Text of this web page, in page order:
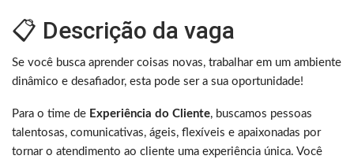
📋 Descrição da vaga
Se você busca aprender coisas novas, trabalhar em um ambiente
dinâmico e desafiador, esta pode ser a sua oportunidade!
Para o time de Experiência do Cliente, buscamos pessoas
talentosas, comunicativas, ágeis, flexíveis e apaixonadas por
tornar o atendimento ao cliente uma experiência única. Você